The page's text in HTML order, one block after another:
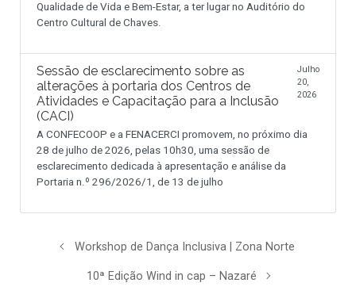
Qualidade de Vida e Bem-Estar, a ter lugar no Auditório do
Centro Cultural de Chaves.
Sessão de esclarecimento sobre as
alterações à portaria dos Centros de
Atividades e Capacitação para a Inclusão
(CACI)
Julho
20,
2026
A CONFECOOP e a FENACERCI promovem, no próximo dia
28 de julho de 2026, pelas 10h30, uma sessão de
esclarecimento dedicada à apresentação e análise da
Portaria n.º 296/2026/1, de 13 de julho
Workshop de Dança Inclusiva | Zona Norte
10ª Edição Wind in cap – Nazaré